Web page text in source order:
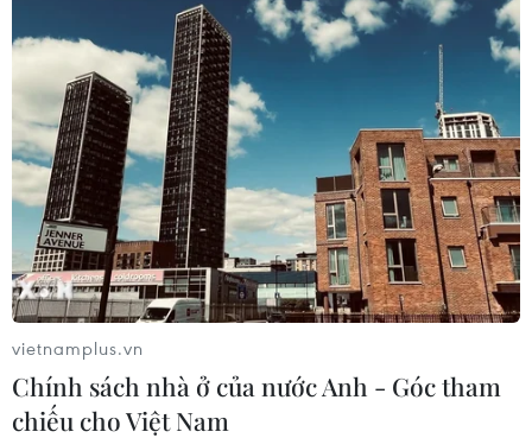
vietnamplus.vn
Chính sách nhà ở của nước Anh - Góc tham
chiếu cho Việt Nam